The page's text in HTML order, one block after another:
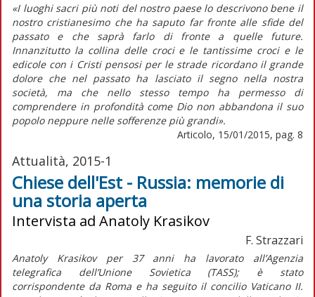
«I luoghi sacri più noti del nostro paese lo descrivono bene il
nostro cristianesimo che ha saputo far fronte alle sfide del
passato e che saprà farlo di fronte a quelle future.
Innanzitutto la collina delle croci e le tantissime croci e le
edicole con i Cristi pensosi per le strade ricordano il grande
dolore che nel passato ha lasciato il segno nella nostra
società, ma che nello stesso tempo ha permesso di
comprendere in profondità come Dio non abbandona il suo
popolo neppure nelle sofferenze più grandi».
Articolo, 15/01/2015, pag. 8
Attualità, 2015-1
Chiese dell'Est - Russia: memorie di
una storia aperta
Intervista ad Anatoly Krasikov
F. Strazzari
Anatoly Krasikov per 37 anni ha lavorato all’Agenzia
telegrafica dell’Unione Sovietica (TASS); è stato
corrispondente da Roma e ha seguito il concilio Vaticano II.